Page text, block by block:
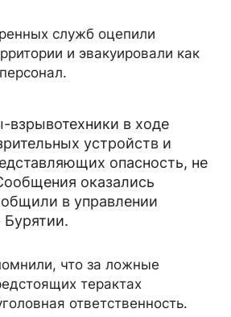
служб оцепили
и эвакуировали как
взрывотехники в ходе
устройств и
опасность, не
оказались
в управлении
Бурятии.
что за ложные
терактах
ответственность.